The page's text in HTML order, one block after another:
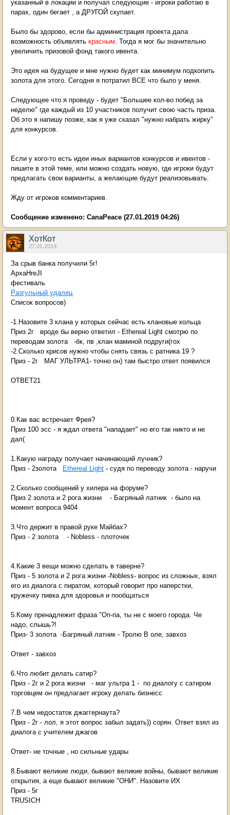
указанный в локации и получал следующие - игроки работаю в
парах, один бегает , а ДРУГОЙ скупает.
Было бы здорово, если бы администрация проекта дала
возможность объявлять красным. Тогда я мог бы значительно
увеличить призовой фонд такого ивента.
Это идея на будущее и мне нужно будет как минимум подкопить
золота для этого. Сегодня я потратил ВСЕ что было у меня.
Следующее что я проведу - будет "Большее кол-во побед за
неделю" где каждый из 10 участников получит свою часть приза.
Об это я напишу позже, как я уже сказал "нужно набрать жирку"
для конкурсов.
Если у кого-то есть идеи иных вариантов конкурсов и ивентов -
пишите в этой теме, или можно создать новую, где игроки будут
предлагать свои варианты, а желающие будут реализовывать.
Жду от игроков комментариев.
Сообщение изменено: CanaPeace (27.01.2019 04:26)
ХотКот
27.01.2019
За срыв банка получили 5г!
ApxaHreJI
фестиваль
Разгульный удалец
Список вопросов)
-1.Назовите 3 клана у которых сейчас есть клановые кольца
Приз 2г вроде бы верно ответил - Ethereal Light смотрю по
переводам золота -бк, пв ,клан маминой подруги(гох
-2.Сколько крисов нужно чтобы снять связь с ратника 19 ?
Приз - 2г МАГ УЛЬТРА1- точно он) там быстро ответ появился
ОТВЕТ21
0.Как вас встречает Фрея?
Приз 100 эсс - я ждал ответа "нападает" но его так никто и не
дал(
1.Какую награду получает начинающий лучник?
Приз - 2золота Ethereal Light - судя по переводу золота - наручи
2.Сколько сообщений у хилера на форуме?
Приз 2 золота и 2 рога жизни - Багряный латник - было на
момент вопроса 9404
3.Что держит в правой руке Майбах?
Приз - 2 золота - Nobless - плоточек
4.Какие 3 вещи можно сделать в таверне?
Приз - 5 золота и 2 рога жизни -Nobless- вопрос из сложных, взял
его из диалога с пиратом, который говорит про наперстки,
кружечку пивка для здоровья и пообщаться
5.Кому пренадлежит фраза "Оп-па, ты не с моего города. Че
надо, слышь?!
Приз- 3 золота -Багряный латник - Тролю В оле, завхоз
Ответ - завхоз
6.Что любит делать сатир?
Приз - 2г и 2 рога жизни - маг ультра 1 - по диалогу с сатиром
торговцем он предлагает игроку делать бизнесс
7.В чем недостаток джаггернаута?
Приз - 2г - лол, я этот вопрос забыл задать)) сорян. Ответ взял из
диалога с учителем джагов
Ответ- не точные , но сильные удары
8.Бывают великие люди, бывают великие войны, бывают великие
открытия, а еще бывают великие "ОНИ". Назовите ИХ
Приз - 5г
TRUSICH